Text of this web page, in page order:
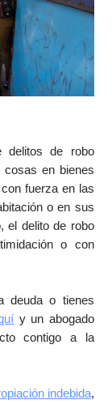
delitos de robo
cosas en bienes
fuerza en las
o en sus
el delito de robo
o con
deuda o tienes
y un abogado
contigo a la
indebida,